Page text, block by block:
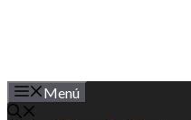
Menú